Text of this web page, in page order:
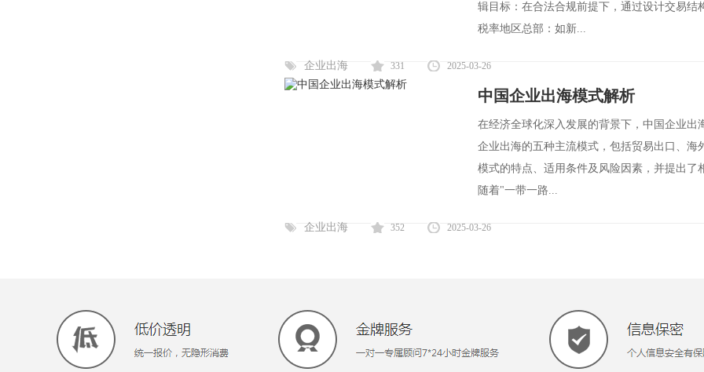
辑目标：在合法合规前提下，通过设计交易
税率地区总部：如新...
企业出海 331 2025-03-26
中国企业出海模式解析
在经济全球化深入发展的背景下，中国企业出
企业出海的五种主流模式，包括贸易出口、
模式的特点、适用条件及风险因素，并提出
随着"一带一路...
企业出海 352 2025-03-26